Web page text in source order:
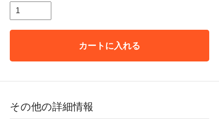
カートに入れる
その他の詳細情報